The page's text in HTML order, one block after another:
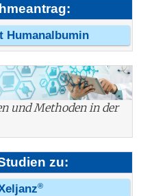
Humanalbumin
und Methoden in der
zu:
®